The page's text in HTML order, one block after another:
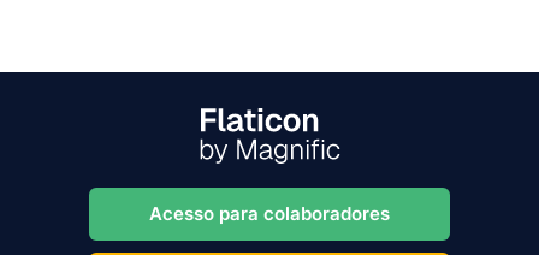
Acesso para colaboradores